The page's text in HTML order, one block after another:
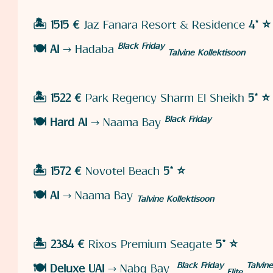
🏝️ 1515 € Jaz Fanara Resort & Residence 4* ⭐️
🍽️ AI → Hadaba Black Friday
Talvine Kollektisoon
🏝️ 1522 € Park Regency Sharm El Sheikh 5* ⭐️
🍽️ Hard AI → Naama Bay Black Friday
🏝️ 1572 € Novotel Beach 5* ⭐️
🍽️ AI → Naama Bay Talvine Kollektisoon
🏝️ 2384 € Rixos Premium Seagate 5* ⭐️
🍽️ Deluxe UAI → Nabq Bay Black Friday